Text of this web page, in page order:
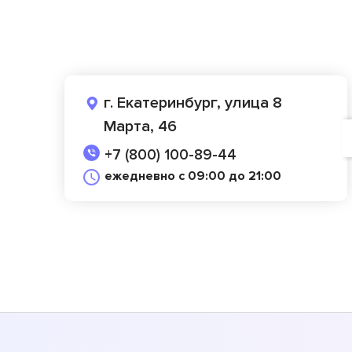
г. Екатеринбург, улица 8
Марта, 46
+7 (800) 100-89-44
ежедневно с 09:00 до 21:00